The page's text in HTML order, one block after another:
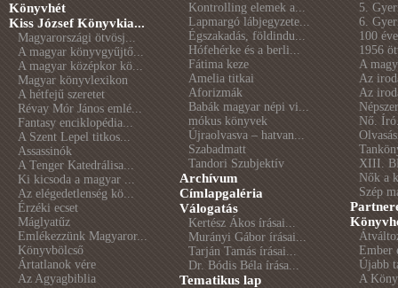
Könyvhét
Kiss József Könyvkia...
Magyarországi ötvösj...
A magyar könyvgyűjtő...
A magyar középkor kö...
Magyar könyvlexikon
A hétfejű szeretet
Révay Mór János emlé...
Fantasy enciklopédia...
A Szent Lepel titkos...
Assassinók
A Tenger Katedrálisa...
Ki kicsoda a magyar ...
Az elégedetlenség kö...
Érzéki ecset
Máglyatűz
Emlékezzünk Magyaror...
Könyvbölcső
Ártatlanok vére
Az Agyagbiblia
Kontrolling elemek a...
Lapmargó lábjegyzete...
Égszakadás, földindu...
Hófehérke és a berli...
Fátima keze
Amelia titkai
Aforizmák
Babák magyar népi vi...
mókus könyvek
Újraolvasva – hatvan...
Szabadmatt
Tandori Szubjektív
Archívum
Címlapgaléria
Válogatás
Kertész Ákos írásai...
Murányi Gábor írásai...
Tarján Tamás írásai...
Dr. Bódis Béla írása...
Tematikus lap
5.
6.
100
1956
A
Az
Az
Nő.
XIII.
Nők a
Szép
Ember
Újabb
A